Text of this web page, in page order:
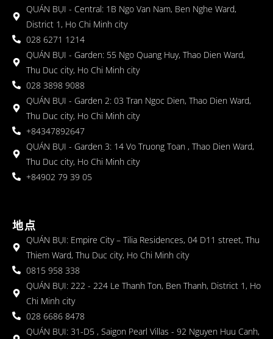
QUÁN BỤI - Central: 1B Ngo Van Nam, Ben Nghe Ward,
District 1, Ho Chi Minh city
028 6271 1214
QUÁN BỤI - Garden: 55 Ngo Quang Huy, Thao Dien Ward,
Thu Duc city, Ho Chi Minh city
028 3898 9088
QUÁN BỤI - Garden 2: 03 Tran Ngoc Dien, Thao Dien Ward,
Thu Duc city, Ho Chi Minh city
+84347892647
QUÁN BỤI - Garden 3: 14 Vo Truong Toan , Thao Dien Ward,
Thu Duc city, Ho Chi Minh city
+84902 79 39 05
地点
QUÁN BỤI: Empire City – Tilia Residences, 04 D11 street, Thu
Thiem Ward, Thu Duc city, Ho Chi Minh city
0815 958 338
QUÁN BỤI: 222 - 224 Le Thanh Ton, Ben Thanh, District 1, Ho
Chi Minh city
028 6686 8478
QUÁN BỤI: 31-D5 , Saigon Pearl Villas - 92 Nguyen Huu Canh,